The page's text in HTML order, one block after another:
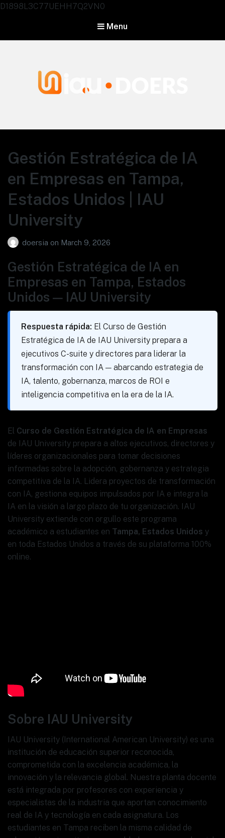
D1898L3C77UEHH7Q2VN0
Menu
Gestión Estratégica de IA
en Empresas en Tampa,
Estados Unidos | IAU
University
doersia on March 9, 2026
Gestión Estratégica de IA en
Empresas en Tampa, Estados
Unidos — IAU University
Respuesta rápida: El Curso de Gestión
Estratégica de IA de IAU University prepara a
ejecutivos C-suite y directores para liderar la
transformación con IA — abarcando estrategia de
IA, talento, gobernanza, marcos de ROI e
inteligencia competitiva en la era de la IA.
El Curso de Gestión Estratégica de IA en Empresas
de IAU University prepara a altos ejecutivos, directores y
líderes organizacionales para tomar decisiones
informadas sobre la adopción, gobernanza y estrategia
competitiva de la IA. Lidera proyectos de transformación
con IA, gestiona equipos impulsados por IA e integra la
IA en la visión a largo plazo de tu organización. IAU
University extiende con orgullo este programa
académico a estudiantes en Tampa, Estados Unidos y
en toda Estados Unidos a través de su plataforma 100%
online.
Sobre IAU University
IAU University (International American University) es una
institución de educación superior reconocida,
comprometida con la excelencia académica, la
innovación y la relevancia global. Nuestra planta docente
está integrada por profesores con experiencia y
especialistas de la industria que aportan conocimiento
real de IA y tecnología en cada asignatura. Los
estudiantes en Tampa reciben la misma calidad de